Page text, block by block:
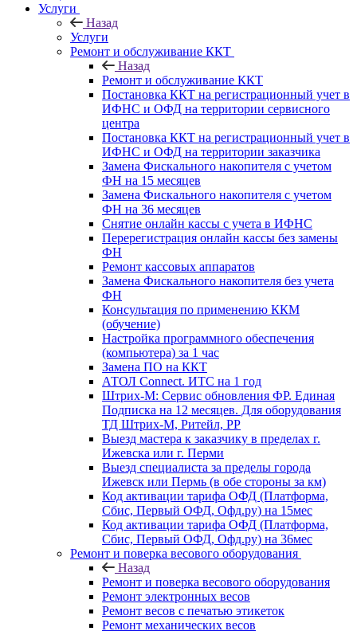
Услуги
Назад
Услуги
Ремонт и обслуживание ККТ
Назад
Ремонт и обслуживание ККТ
Постановка ККТ на регистрационный учет в
ИФНС и ОФД на территории сервисного
центра
Постановка ККТ на регистрационный учет в
ИФНС и ОФД на территории заказчика
Замена Фискального накопителя с учетом
ФН на 15 месяцев
Замена Фискального накопителя с учетом
ФН на 36 месяцев
Снятие онлайн кассы с учета в ИФНС
Перерегистрация онлайн кассы без замены
ФН
Ремонт кассовых аппаратов
Замена Фискального накопителя без учета
ФН
Консультация по применению ККМ
(обучение)
Настройка программного обеспечения
(компьютера) за 1 час
Замена ПО на ККТ
АТОЛ Connect. ИТС на 1 год
Штрих-М: Сервис обновления ФР. Единая
Подписка на 12 месяцев. Для оборудования
ТД Штрих-М, Ритейл, РР
Выезд мастера к заказчику в пределах г.
Ижевска или г. Перми
Выезд специалиста за пределы города
Ижевск или Пермь (в обе стороны за км)
Код активации тарифа ОФД (Платформа,
Сбис, Первый ОФД, Офд.ру) на 15мес
Код активации тарифа ОФД (Платформа,
Сбис, Первый ОФД, Офд.ру) на 36мес
Ремонт и поверка весового оборудования
Назад
Ремонт и поверка весового оборудования
Ремонт электронных весов
Ремонт весов с печатью этикеток
Ремонт механических весов